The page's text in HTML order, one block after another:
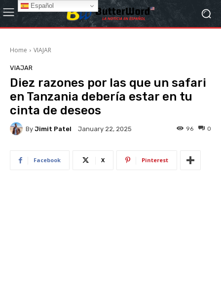
Home VIAJAR
VIAJAR
Diez razones por las que un safari
en Tanzania debería estar en tu
cinta de deseos
By Jimit Patel January 22, 2025 0
96
Facebook X Pinterest
Español